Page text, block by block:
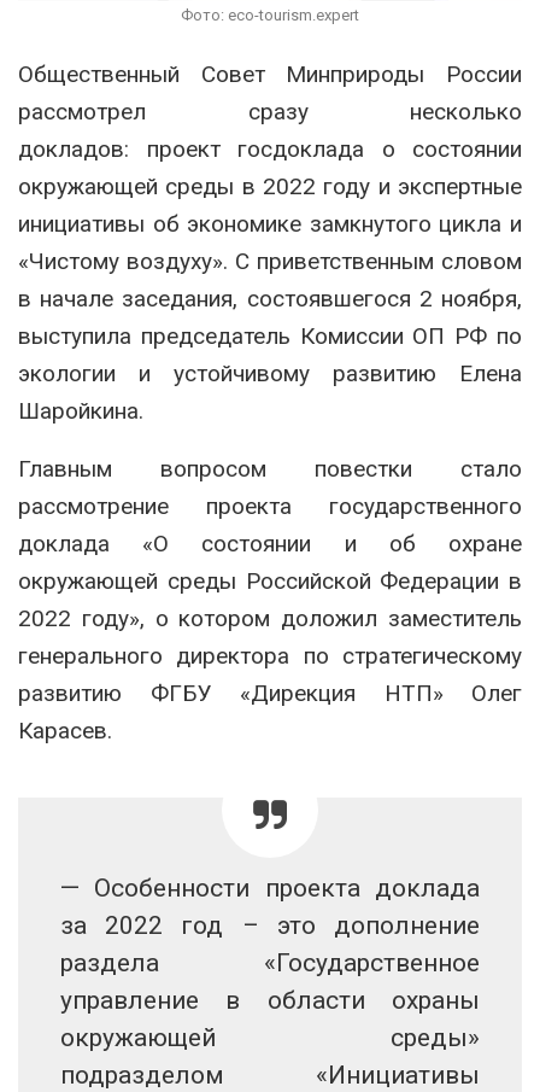
Фото: eco-tourism.expert
Общественный Совет Минприроды России
рассмотрел сразу несколько
докладов: проект госдоклада о состоянии
окружающей среды в 2022 году и экспертные
инициативы об экономике замкнутого цикла и
«Чистому воздуху». С приветственным словом
в начале заседания, состоявшегося 2 ноября,
выступила председатель Комиссии ОП РФ по
экологии и устойчивому развитию Елена
Шаройкина.
Главным вопросом повестки стало
рассмотрение проекта государственного
доклада «О состоянии и об охране
окружающей среды Российской Федерации в
2022 году», о котором доложил заместитель
генерального директора по стратегическому
развитию ФГБУ «Дирекция НТП» Олег
Карасев.
— Особенности проекта доклада
за 2022 год – это дополнение
раздела «Государственное
управление в области охраны
окружающей среды»
подразделом «Инициативы